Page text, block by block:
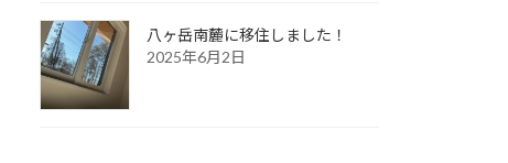
八ヶ岳南麓に移住しました！
2025年6月2日